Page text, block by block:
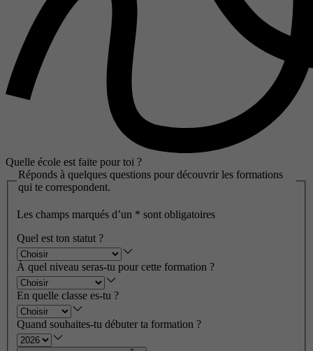
Quelle école est faite pour toi ?
Réponds à quelques questions pour découvrir les formations
qui te correspondent.
Les champs marqués d’un * sont obligatoires
Quel est ton statut ?
À quel niveau seras-tu pour cette formation ?
En quelle classe es-tu ?
Quand souhaites-tu débuter ta formation ?